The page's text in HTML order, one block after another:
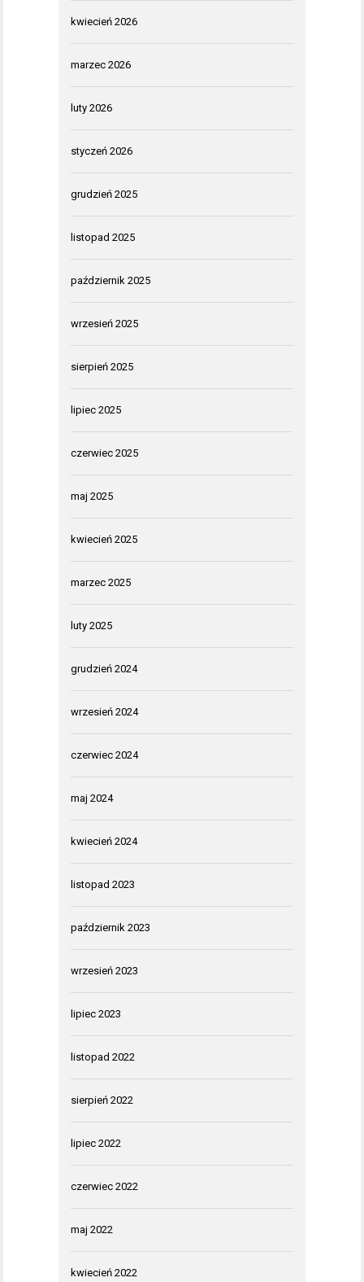
kwiecień 2026
marzec 2026
luty 2026
styczeń 2026
grudzień 2025
listopad 2025
październik 2025
wrzesień 2025
sierpień 2025
lipiec 2025
czerwiec 2025
maj 2025
kwiecień 2025
marzec 2025
luty 2025
grudzień 2024
wrzesień 2024
czerwiec 2024
maj 2024
kwiecień 2024
listopad 2023
październik 2023
wrzesień 2023
lipiec 2023
listopad 2022
sierpień 2022
lipiec 2022
czerwiec 2022
maj 2022
kwiecień 2022